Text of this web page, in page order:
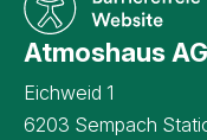
Atmoshaus AG
Eichweid 1
6203 Sempach